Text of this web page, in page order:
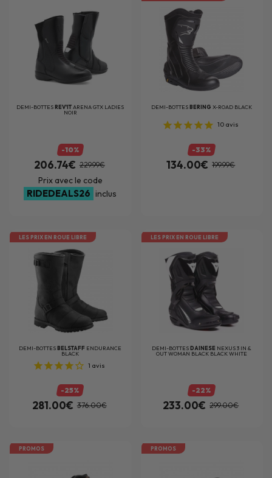
DEMI-BOTTES REV'ITARENA GTX LADIES
NOIR
-10%
206.74€ 229.99€
Prix avec le code
RIDEDEALS26 inclus
DEMI-BOTTES BERINGX-ROAD BLACK
10avis
-33%
134.00€ 199.99€
LES PRIX EN ROUE LIBRE
DEMI-BOTTESBELSTAFF ENDURANCE
BLACK
1 avis
-25%
281.00€ 376.00€
LES PRIX EN ROUE LIBRE
DEMI-BOTTESDAINESE NEXUS 3 IN &
OUT WOMAN BLACK BLACK WHITE
-22%
233.00€ 299.00€
PROMOS PROMOS